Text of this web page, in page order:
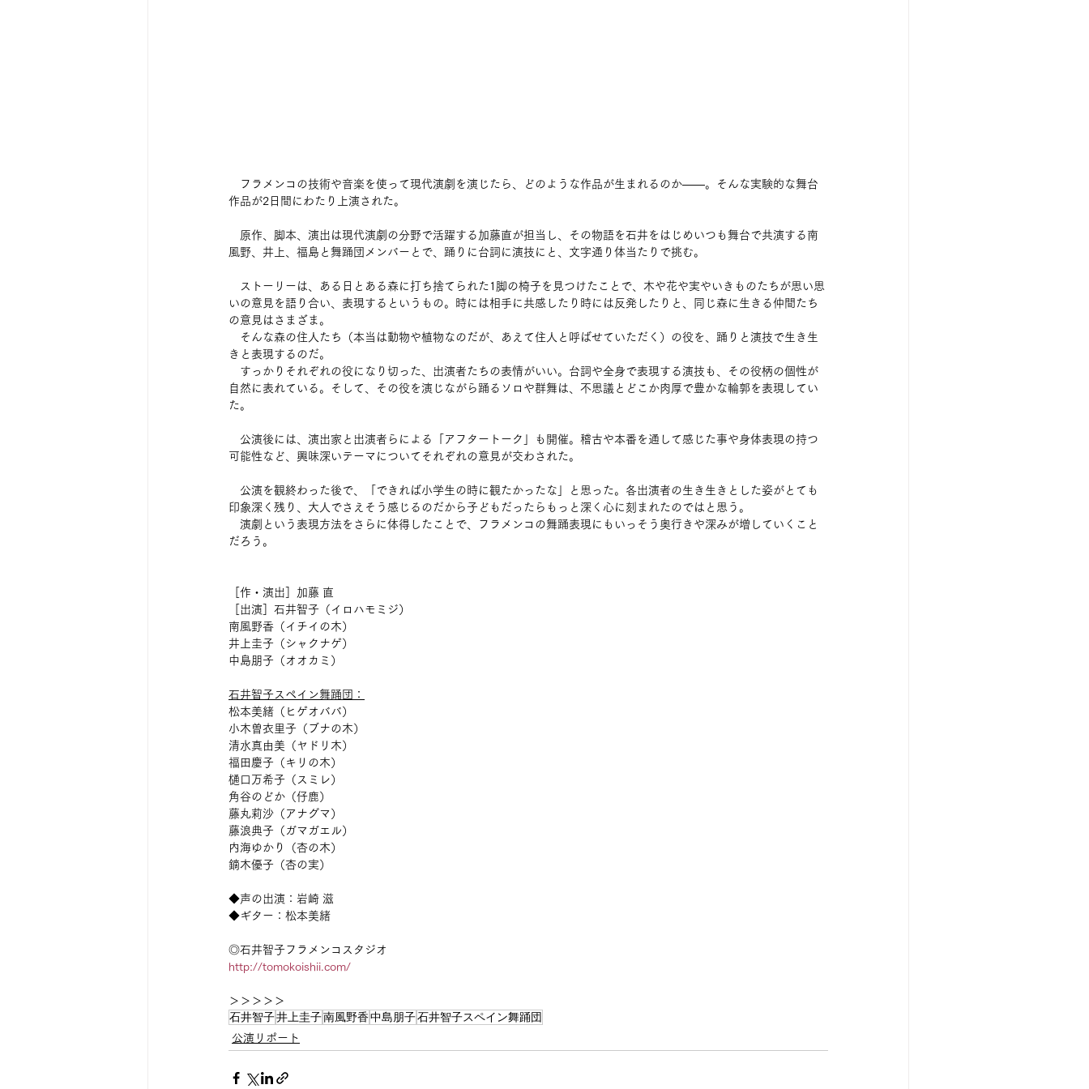
フラメンコの技術や音楽を使って現代演劇を演じたら、どのような作品が生まれるのか――。そんな実験的な舞台
作品が2日間にわたり上演された。
原作、脚本、演出は現代演劇の分野で活躍する加藤直が担当し、その物語を石井をはじめいつも舞台で共演する南
風野、井上、福島と舞踊団メンバーとで、踊りに台詞に演技にと、文字通り体当たりで挑む。
ストーリーは、ある日とある森に打ち捨てられた1脚の椅子を見つけたことで、木や花や実やいきものたちが思い思
いの意見を語り合い、表現するというもの。時には相手に共感したり時には反発したりと、同じ森に生きる仲間たち
の意見はさまざま。
そんな森の住人たち（本当は動物や植物なのだが、あえて住人と呼ばせていただく）の役を、踊りと演技で生き生
きと表現するのだ。
すっかりそれぞれの役になり切った、出演者たちの表情がいい。台詞や全身で表現する演技も、その役柄の個性が
自然に表れている。そして、その役を演じながら踊るソロや群舞は、不思議とどこか肉厚で豊かな輪郭を表現してい
た。
公演後には、演出家と出演者らによる「アフタートーク」も開催。稽古や本番を通して感じた事や身体表現の持つ
可能性など、興味深いテーマについてそれぞれの意見が交わされた。
公演を観終わった後で、「できれば小学生の時に観たかったな」と思った。各出演者の生き生きとした姿がとても
印象深く残り、大人でさえそう感じるのだから子どもだったらもっと深く心に刻まれたのではと思う。
演劇という表現方法をさらに体得したことで、フラメンコの舞踊表現にもいっそう奥行きや深みが増していくこと
だろう。
［作・演出］加藤 直
［出演］石井智子（イロハモミジ）
南風野香（イチイの木）
井上圭子（シャクナゲ）
中島朋子（オオカミ）
石井智子スペイン舞踊団：
松本美緒（ヒゲオババ）
小木曽衣里子（ブナの木）
清水真由美（ヤドリ木）
福田慶子（キリの木）
樋口万希子（スミレ）
角谷のどか（仔鹿）
藤丸莉沙（アナグマ）
藤浪典子（ガマガエル）
内海ゆかり（杏の木）
鏑木優子（杏の実）
◆声の出演：岩崎 滋
◆ギター：松本美緒
◎石井智子フラメンコスタジオ
http://tomokoishii.com/
＞＞＞＞＞
石井智子井上圭子南風野香中島朋子石井智子スペイン舞踊団
公演リポート